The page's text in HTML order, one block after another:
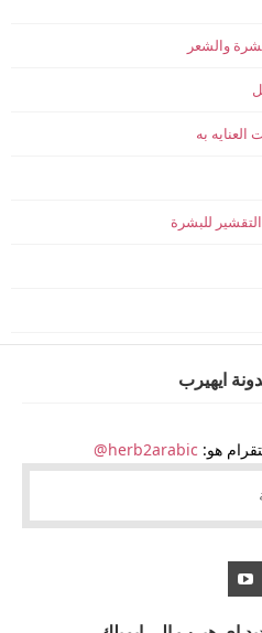
والشعر
به
للبشرة
ايهيرب
هو: herb2arabic@